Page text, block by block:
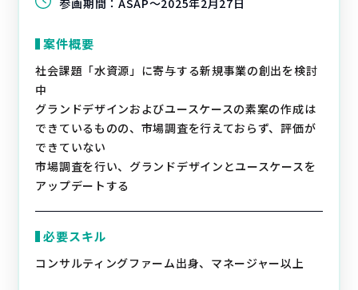
参画期間： ASAP～2025年2月27日
案件概要
社会課題「水資源」に寄与する新規事業の創出を検討
中
グランドデザインおよびユースケースの素案の作成は
できているものの、市場調査を行えておらず、評価が
できていない
市場調査を行い、グランドデザインとユースケースを
アップデートする
必要スキル
コンサルティングファーム出身、マネージャー以上